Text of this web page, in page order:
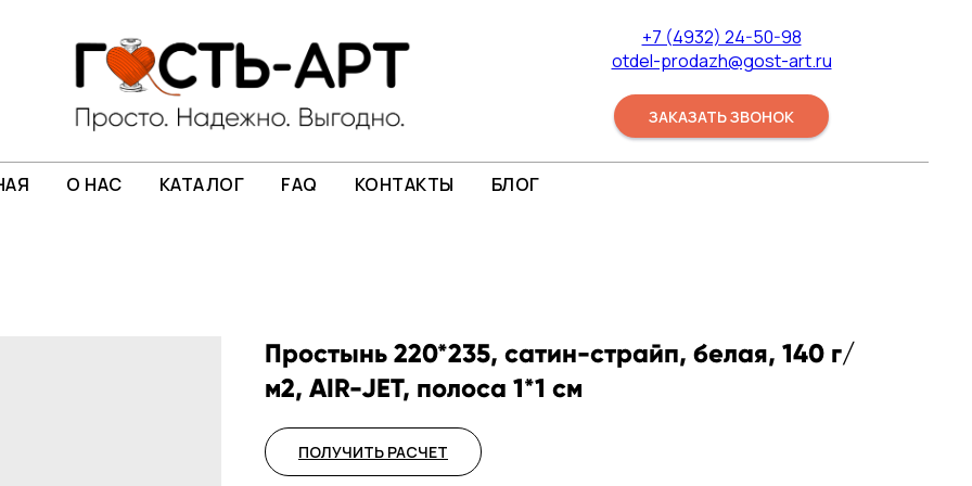
+7 (4932) 24-50-98
otdel-prodazh@gost-art.ru
ЗАКАЗАТЬ ЗВОНОК
О НАС КАТАЛОГ FAQ КОНТАКТЫ БЛОГ
Простынь 220*235, сатин-страйп, белая, 140 г/
м2, AIR-JET, полоса 1*1 см
ПОЛУЧИТЬ РАСЧЕТ